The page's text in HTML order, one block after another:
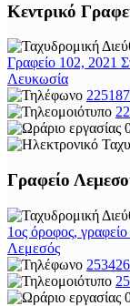
Κεντρικό
Γραφείο 102, 2021
Λευκωσία
Γραφείο
1ος όροφος,
Λεμεσός